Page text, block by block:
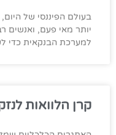
בעולם הפיננסי של
יותר מאי פעם, ואנשים
למערכת הבנקאית כדי
קרן הלוואות